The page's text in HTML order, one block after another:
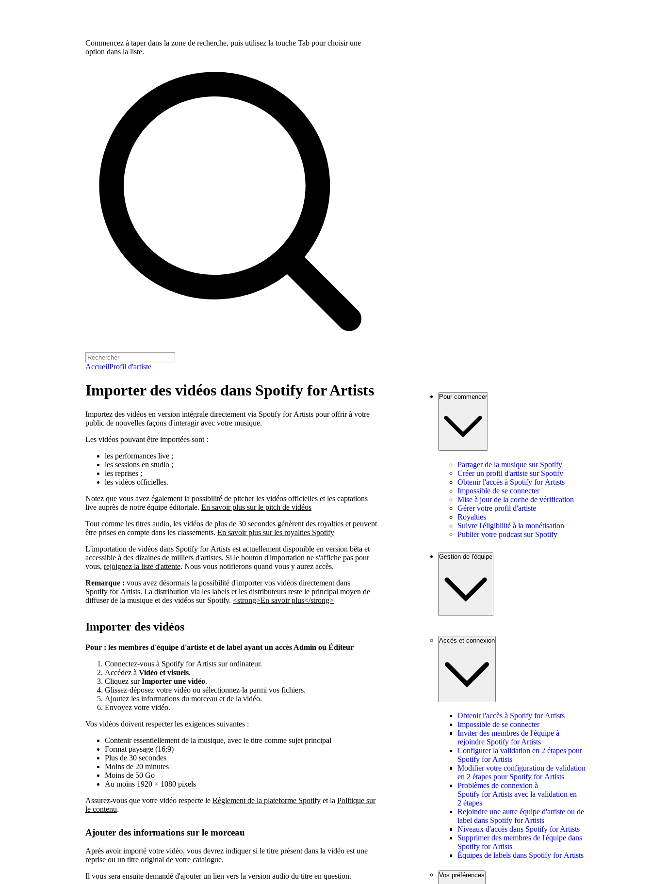
Commencez à taper dans la zone de recherche, puis utilisez la touche Tab pour choisir une
option dans la liste.
AccueilProfil d'artiste
Importer des vidéos dans Spotify for Artists
Importez des vidéos en version intégrale directement via Spotify for Artists pour offrir à votre
public de nouvelles façons d'interagir avec votre musique.
Les vidéos pouvant être importées sont :
les performances live ;
les sessions en studio ;
les reprises ;
les vidéos officielles.
Notez que vous avez également la possibilité de pitcher les vidéos officielles et les captations
live auprès de notre équipe éditoriale. En savoir plus sur le pitch de vidéos
Tout comme les titres audio, les vidéos de plus de 30 secondes génèrent des royalties et peuvent
être prises en compte dans les classements. En savoir plus sur les royalties Spotify
L'importation de vidéos dans Spotify for Artists est actuellement disponible en version bêta et
accessible à des dizaines de milliers d'artistes. Si le bouton d'importation ne s'affiche pas pour
vous, rejoignez la liste d'attente. Nous vous notifierons quand vous y aurez accès.
Remarque : vous avez désormais la possibilité d'importer vos vidéos directement dans
Spotify for Artists. La distribution via les labels et les distributeurs reste le principal moyen de
diffuser de la musique et des vidéos sur Spotify. <strong>En savoir plus</strong>
Importer des vidéos
Pour : les membres d'équipe d'artiste et de label ayant un accès Admin ou Éditeur
Connectez-vous à Spotify for Artists sur ordinateur.
Accédez à Vidéo et visuels.
Cliquez surImporter une vidéo.
Glissez-déposez votre vidéo ou sélectionnez-la parmi vos fichiers.
Ajoutez les informations du morceau et de la vidéo.
Envoyez votre vidéo.
Vos vidéos doivent respecter les exigences suivantes :
Contenir essentiellement de la musique, avec le titre comme sujet principal
Format paysage (16:9)
Plus de 30 secondes
Moins de 20 minutes
Moins de 50 Go
Au moins 1920 × 1080 pixels
Assurez-vous que votre vidéo respecte le Règlement de la plateforme Spotify et la Politique sur
le contenu.
Ajouter des informations sur le morceau
Après avoir importé votre vidéo, vous devrez indiquer si le titre présent dans la vidéo est une
reprise ou un titre original de votre catalogue.
Il vous sera ensuite demandé d'ajouter un lien vers la version audio du titre en question.
Pour commencer
Partager de la musique sur Spotify
Créer un profil d'artiste sur Spotify
Obtenir l'accès à Spotify for Artists
Impossible de se connecter
Mise à jour de la coche de vérification
Gérer votre profil d'artiste
Royalties
Suivre l'éligibilité à la monétisation
Publier votre podcast sur Spotify
Gestion de l'équipe
Accès et connexion
Obtenir l'accès à Spotify for Artists
Impossible de se connecter
Inviter des membres de l'équipe à
rejoindre Spotify for Artists
Configurer la validation en 2 étapes pour
Spotify for Artists
Modifier votre configuration de validation
en 2 étapes pour Spotify for Artists
Problèmes de connexion à
Spotify for Artists avec la validation en
2 étapes
Rejoindre une autre équipe d'artiste ou de
label dans Spotify for Artists
Niveaux d'accès dans Spotify for Artists
Supprimer des membres de l'équipe dans
Spotify for Artists
Équipes de labels dans Spotify for Artists
Vos préférences